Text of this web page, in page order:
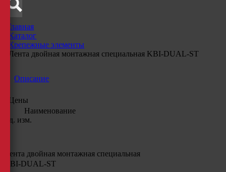
Главная
Каталог
Крепежные элементы
Лента двойная монтажная специальная KBI-DUAL-ST
Описание
Цены
Наименование
Ед. изм.
Лента двойная монтажная специальная
KBI-DUAL-ST